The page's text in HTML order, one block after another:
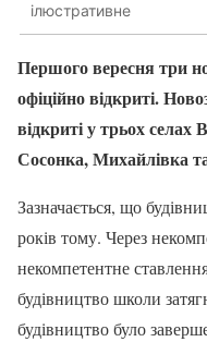
ілюстративне
Першого вересня три
офіційно відкриті.
відкриті у трьох селах
Сосонка, Михайлівка
Зазначається, що
років тому. Через
некомпетентне
будівництво школи
будівництво було